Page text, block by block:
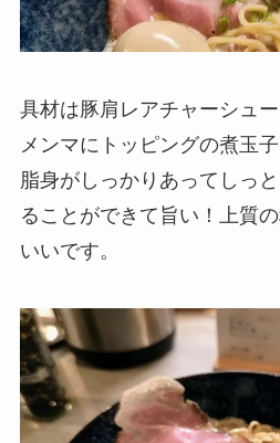
具材は豚肩レアチャーシュ
メンマにトッピングの煮玉子
脂身がしっかりあってしっ
ることができて旨い！上質
いいです。